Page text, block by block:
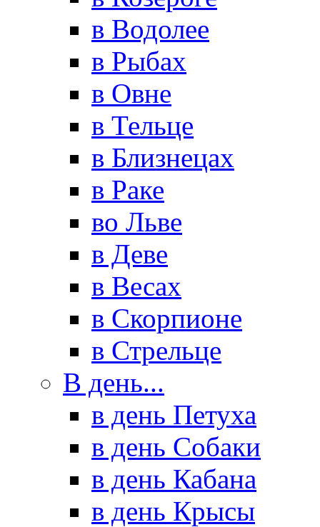
в Водолее
в Рыбах
в Овне
в Тельце
в Близнецах
в Раке
во Льве
в Деве
в Весах
в Скорпионе
в Стрельце
В день...
в день Петуха
в день Собаки
в день Кабана
в день Крысы